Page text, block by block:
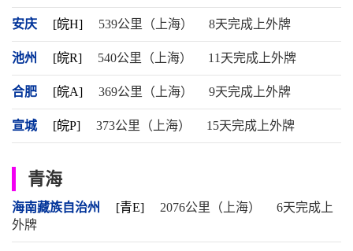
安庆 [皖H] 539公里（上海） 8天完成上外牌
池州 [皖R] 540公里（上海） 11天完成上外牌
合肥 [皖A] 369公里（上海） 9天完成上外牌
宣城 [皖P] 373公里（上海） 15天完成上外牌
青海
海南藏族自治州 [青E] 2076公里（上海）
6天完成上
外牌